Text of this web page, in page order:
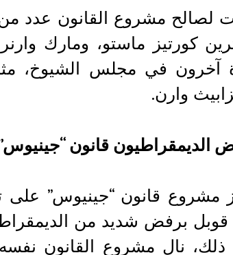
لصالح مشروع القانون عدد من
كورتيز ماستو، ومارك
آخرون في مجلس الشيوخ،
وارن.
الديمقراطيون قانون
مشروع قانون “جينيوس” على
قوبل برفض شديد من
ذلك، نال مشروع القانون نفسه